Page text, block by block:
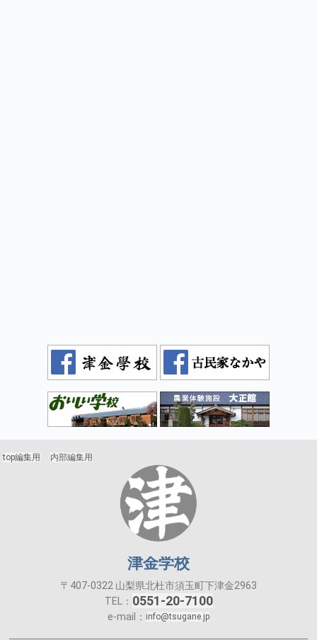
top編集用 内部編集用
津金学校
〒407-0322 山梨県北杜市須玉町下津金2963
TEL： 0551-20-7100
e-mail： info@tsugane.jp